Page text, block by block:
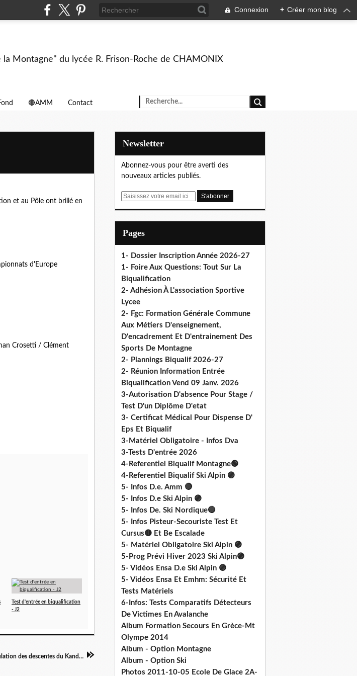
Connexion + Créer mon blog
Montagne" du lycée R. Frison-Roche de CHAMONIX
🔴AMM Contact
et au Pôle ont brillé en
d'Europe
Crosetti / Clément
Test d'entrée en biqualification
- J2
URGENT : annulation des descentes du Kandahar
Newsletter
Abonnez-vous pour être averti des
nouveaux articles publiés.
E
Pages
1- Dossier Inscription Année 2026-27
1- Foire Aux Questions: Tout Sur La
Biqualification
2- Adhésion À L'association Sportive
Lycee
2- Fgc: Formation Générale Commune
Aux Métiers D'enseignement,
D'encadrement Et D'entrainement Des
Sports De Montagne
2- Plannings Biqualif 2026-27
2- Réunion Information Entrée
Biqualification Vend 09 Janv. 2026
3-Autorisation D'absence Pour Stage /
Test D'un Diplôme D'etat
3- Certificat Médical Pour Dispense D'
Eps Et Biqualif
3-Matériel Obligatoire - Infos Dva
3-Tests D'entrée 2026
4-Referentiel Biqualif Montagne🟢
4-Referentiel Biqualif Ski Alpin 🟣
5- Infos D.e. Amm 🔴
5- Infos D.e Ski Alpin 🟣
5- Infos De. Ski Nordique🔵
5- Infos Pisteur-Secouriste Test Et
Cursus🟡 Et Be Escalade
5- Matériel Obligatoire Ski Alpin 🟣
5-Prog Prévi Hiver 2023 Ski Alpin🟣
5- Vidéos Ensa D.e Ski Alpin 🟣
5- Vidéos Ensa Et Emhm: Sécurité Et
Tests Matériels
6-Infos: Tests Comparatifs Détecteurs
De Victimes En Avalanche
Album Formation Secours En Grèce-Mt
Olympe 2014
Album - Option Montagne
Album - Option Ski
Photos 2011-10-05 Ecole De Glace 2A-